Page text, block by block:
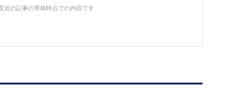
近の記事の寄稿時点での内容です